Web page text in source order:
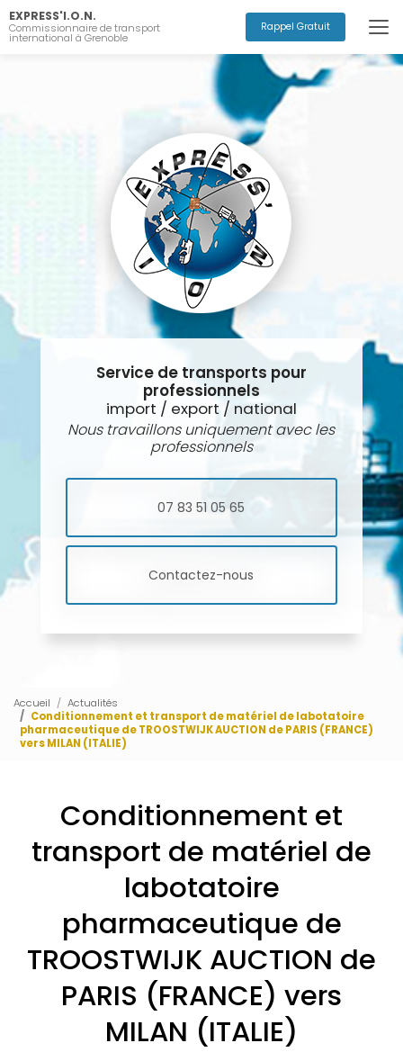
Aller
au
contenu
EXPRESS'I.O.N.
Commissionnaire de transport
international à Grenoble
Rappel Gratuit
Service de transports pour
professionnels
import / export / national
Nous travaillons uniquement avec les
professionnels
07 83 51 05 65
Contactez-nous
Accueil
Actualités
Conditionnement et transport de matériel de labotatoire
pharmaceutique de TROOSTWIJK AUCTION de PARIS (FRANCE)
vers MILAN (ITALIE)
Conditionnement et
transport de matériel de
labotatoire
pharmaceutique de
TROOSTWIJK AUCTION de
PARIS (FRANCE) vers
MILAN (ITALIE)